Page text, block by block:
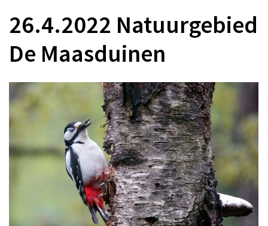
26.4.2022 Natuurgebied
De Maasduinen